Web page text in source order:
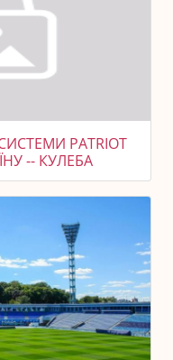
PATRIOT
-- КУЛЕБА